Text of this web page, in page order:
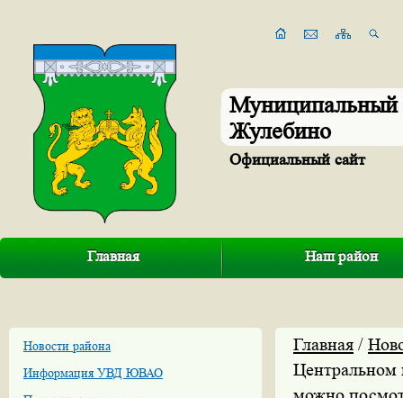
Муниципальный
Жулебино
Официальный сайт
Главная Наш район
Новости района
Информация УВД ЮВАО
Главная /
Центральном